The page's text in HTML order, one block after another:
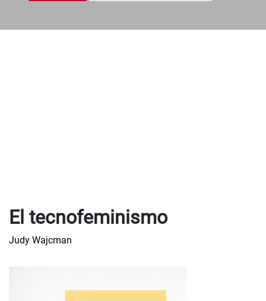
El tecnofeminismo
Judy Wajcman